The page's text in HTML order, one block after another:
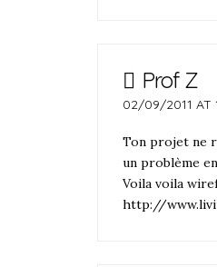
Prof Z
02/09/2011 AT
Ton projet ne
un problème
Voila voila
http://